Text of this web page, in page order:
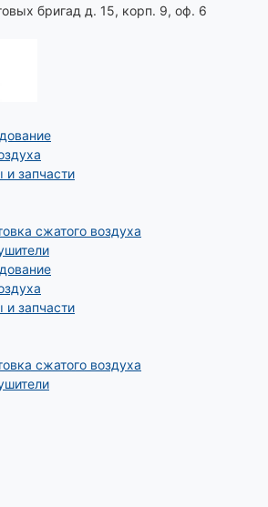
бригад д. 15, корп. 9, оф. 6
запчасти
сжатого воздуха
запчасти
сжатого воздуха